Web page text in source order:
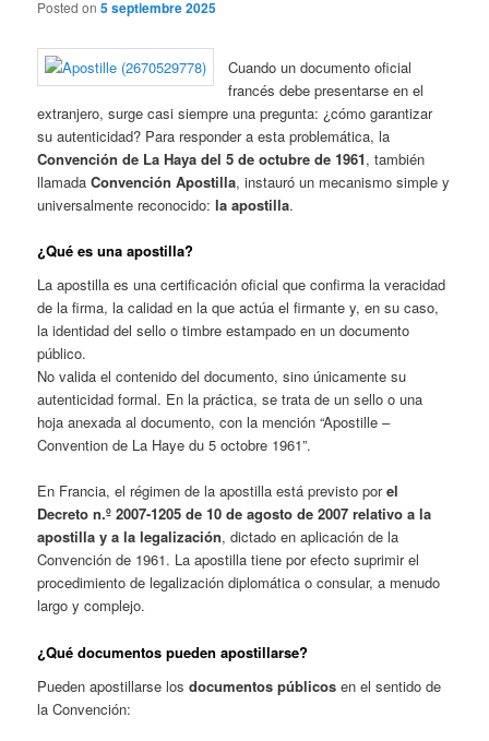
Posted on5 septiembre 2025
Cuando un documento oficial
francés debe presentarse en el
extranjero, surge casi siempre una pregunta: ¿cómo garantizar
su autenticidad? Para responder a esta problemática, la
Convención de La Haya del 5 de octubre de 1961, también
llamadaConvención Apostilla, instauró un mecanismo simple y
universalmente reconocido:la apostilla.
¿Qué es una apostilla?
La apostilla es una certificación oficial que confirma la veracidad
de la firma, la calidad en la que actúa el firmante y, en su caso,
la identidad del sello o timbre estampado en un documento
público.
No valida el contenido del documento, sino únicamente su
autenticidad formal. En la práctica, se trata de un sello o una
hoja anexada al documento, con la mención “Apostille –
Convention de La Haye du 5 octobre 1961”.
En Francia, el régimen de la apostilla está previsto porel
Decreto n.º 2007-1205 de 10 de agosto de 2007 relativo a la
apostilla y a la legalización, dictado en aplicación de la
Convención de 1961. La apostilla tiene por efecto suprimir el
procedimiento de legalización diplomática o consular, a menudo
largo y complejo.
¿Qué documentos pueden apostillarse?
Pueden apostillarse losdocumentos públicos en el sentido de
la Convención: